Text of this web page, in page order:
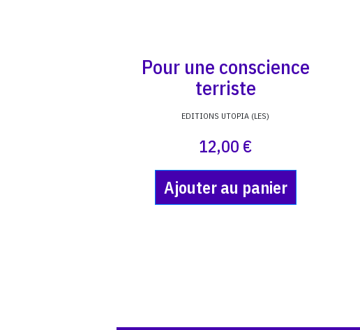
Pour une conscience
terriste
EDITIONS UTOPIA (LES)
12,00 €
Ajouter au panier